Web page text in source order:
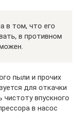
в том, что его
в противном
пыли и прочих
для откачки
впускного
в насос